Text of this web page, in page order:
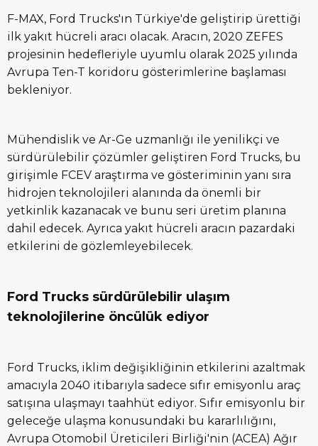
F-MAX, Ford Trucks'ın Türkiye'de geliştirip ürettiği
ilk yakıt hücreli aracı olacak. Aracın, 2020 ZEFES
projesinin hedefleriyle uyumlu olarak 2025 yılında
Avrupa Ten-T koridoru gösterimlerine başlaması
bekleniyor.
Mühendislik ve Ar-Ge uzmanlığı ile yenilikçi ve
sürdürülebilir çözümler geliştiren Ford Trucks, bu
girişimle FCEV araştırma ve gösteriminin yanı sıra
hidrojen teknolojileri alanında da önemli bir
yetkinlik kazanacak ve bunu seri üretim planına
dahil edecek. Ayrıca yakıt hücreli aracın pazardaki
etkilerini de gözlemleyebilecek.
Ford Trucks sürdürülebilir ulaşım
teknolojilerine öncülük ediyor
Ford Trucks, iklim değişikliğinin etkilerini azaltmak
amacıyla 2040 itibarıyla sadece sıfır emisyonlu araç
satışına ulaşmayı taahhüt ediyor. Sıfır emisyonlu bir
geleceğe ulaşma konusundaki bu kararlılığını,
Avrupa Otomobil Üreticileri Birliği'nin (ACEA) Ağır